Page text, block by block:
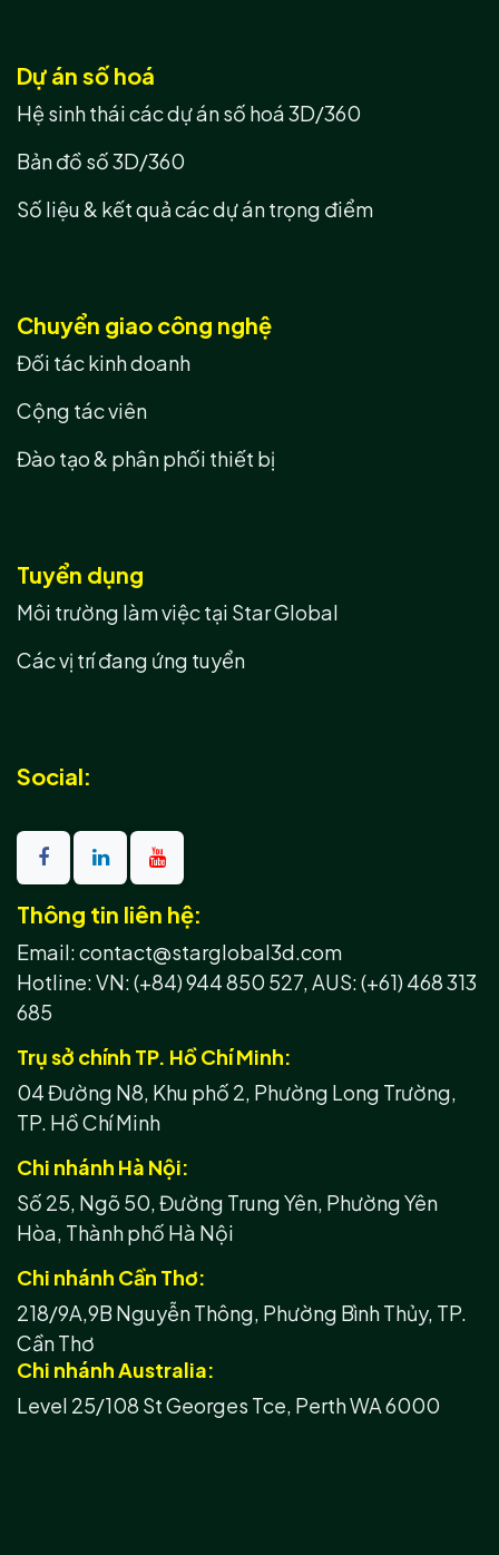
Thông tin liên hệ:
Email: contact@starglobal3d.com
Hotline:VN: (+84) 944 850 527,AUS: (+61) 468 313
685
Trụ sở chính TP. Hồ Chí Minh:
04 Đường N8, Khu phố 2, Phường Long Trường,
TP. Hồ Chí Minh
Chi nhánh Hà Nội:
Số 25, Ngõ 50, Đường Trung Yên, Phường Yên
Hòa, Thành phố Hà Nội
Chi nhánh Cần Thơ:
218/9A,9B Nguyễn Thông, Phường Bình Thủy, TP.
Cần Thơ
Chi nhánh Australia:
Level 25/108 St Georges Tce, Perth WA 6000
Social:
Dự án số hoá
Hệ sinh thái các dự án số hoá 3D/360
Bản đồ số 3D/360
Số liệu & kết quả các dự án trọng điểm
Chuyển giao công nghệ
Đối tác kinh doanh
Cộng tác viên
Đào tạo & phân phối thiết bị
Tuyển dụng
Môi trường làm việc tại Star Global
Các vị trí đang ứng tuyển